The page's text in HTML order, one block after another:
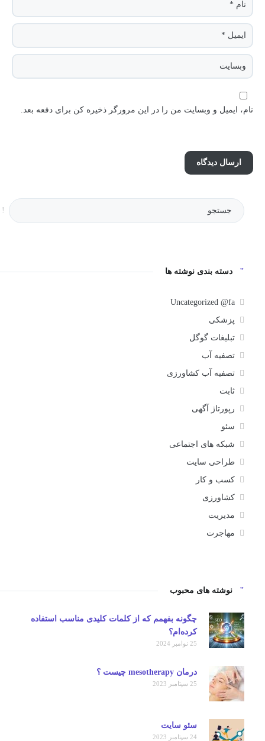
نام، ایمیل و وبسایت من را در این مرورگر ذخیره کن برای دفعه بعد.
دسته بندی نوشته ها
Uncategorized @fa
پزشکی
تبلیغات گوگل
تصفیه آب
تصفیه آب کشاورزی
ثابت
رپورتاژ آگهی
سئو
شبکه های اجتماعی
طراحی سایت
کسب و کار
کشاورزی
مدیریت
مهاجرت
نوشته های محبوب
چگونه بفهمم که از کلمات کلیدی مناسب استفاده
کرده‌ام؟
25 نوامبر 2024
درمان mesotherapy چیست ؟
25 سپتامبر 2023
سئو سایت
24 سپتامبر 2023